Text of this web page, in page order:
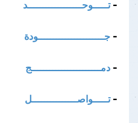
-تـــــوحــــــــــــــــــد
- جــــــــــــــــــــــودة
- دمـــــــــــــــــــــــج
-تـــــواصـــــــــــــــل